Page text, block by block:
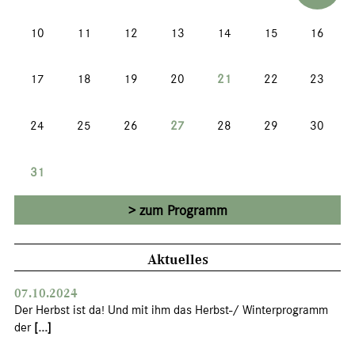
10 11 12 13 14 15 16
17 18 19 20 21 22 23
24 25 26 27 28 29 30
31
zum Programm
Aktuelles
07.10.2024
Der Herbst ist da! Und mit ihm das Herbst-/ Winterprogramm
der [...]